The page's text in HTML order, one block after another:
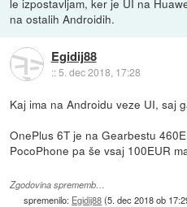
le izpostavljam, ker je UI na
na ostalih Androidih.
Egidij88
::5. dec 2018, 17:28
Kaj ima na Androidu veze UI, saj
OnePlus 6T je na Gearbestu
PocoPhone pa še vsaj 100EUR
Zgodovina sprememb…
spremenilo: Egidij88(5. dec 2018 ob